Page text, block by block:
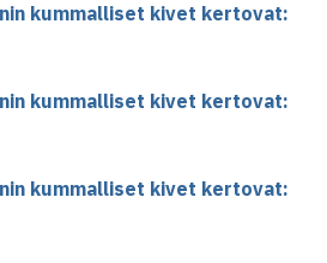
kummalliset kivet kertovat:
kummalliset kivet kertovat:
kummalliset kivet kertovat: